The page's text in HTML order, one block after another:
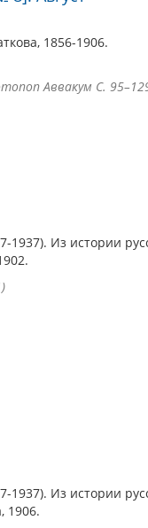
1856-1906.
Аввакум С.
1937). Из истории
1937). Из истории
1906.